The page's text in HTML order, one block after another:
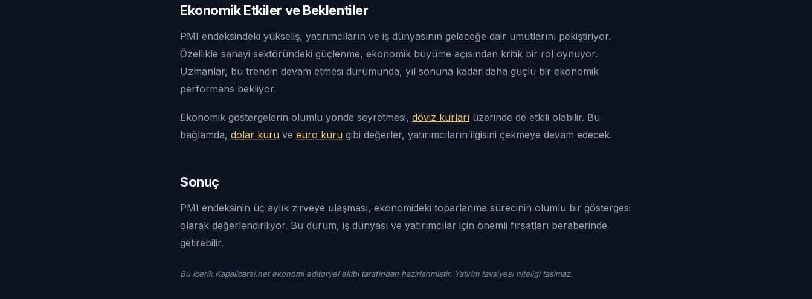
Ekonomik Etkiler ve Beklentiler
PMI endeksindeki yükseliş, yatırımcıların ve iş dünyasının geleceğe dair umutlarını pekiştiriyor.
Özellikle sanayi sektöründeki güçlenme, ekonomik büyüme açısından kritik bir rol oynuyor.
Uzmanlar, bu trendin devam etmesi durumunda, yıl sonuna kadar daha güçlü bir ekonomik
performans bekliyor.
Ekonomik göstergelerin olumlu yönde seyretmesi, döviz kurları üzerinde de etkili olabilir. Bu
bağlamda, dolar kuru ve euro kuru gibi değerler, yatırımcıların ilgisini çekmeye devam edecek.
Sonuç
PMI endeksinin üç aylık zirveye ulaşması, ekonomideki toparlanma sürecinin olumlu bir göstergesi
olarak değerlendiriliyor. Bu durum, iş dünyası ve yatırımcılar için önemli fırsatları beraberinde
getirebilir.
Bu icerik Kapalicarsi.net ekonomi editoryel ekibi tarafindan hazirlanmistir. Yatirim tavsiyesi niteligi tasimaz.